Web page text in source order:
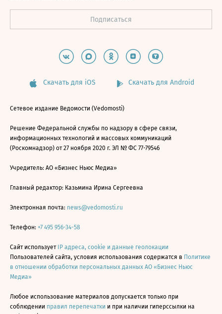
Скачать для iOS Скачать для Android
Сетевое издание Ведомости (Vedomosti)
Решение Федеральной службы по надзору в сфере связи,
информационных технологий и массовых коммуникаций
(Роскомнадзор) от 27 ноября 2020 г. ЭЛ № ФС 77-79546
Учредитель: АО «Бизнес Ньюс Медиа»
Главный редактор: Казьмина Ирина Сергеевна
Электронная почта: news@vedomosti.ru
Телефон: +7 495 956-34-58
Сайт использует IP адреса, cookie и данные геолокации
Пользователей сайта, условия использования содержатся в Политике
в отношении обработки персональных данных АО «Бизнес Ньюс
Медиа»
Любое использование материалов допускается только при
соблюдении правил перепечатки и при наличии гиперссылки на